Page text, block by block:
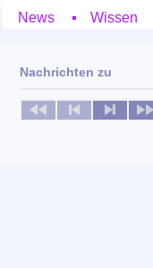
News
Wissen
Nachrichten zu
Keine News verfügbar